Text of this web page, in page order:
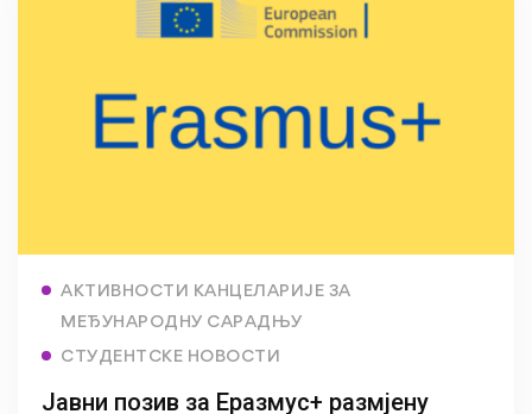
АКТИВНОСТИ КАНЦЕЛАРИЈЕ ЗА
МЕЂУНАРОДНУ САРАДЊУ
СТУДЕНТСКЕ НОВОСТИ
Јавни позив за Еразмус+ размјену